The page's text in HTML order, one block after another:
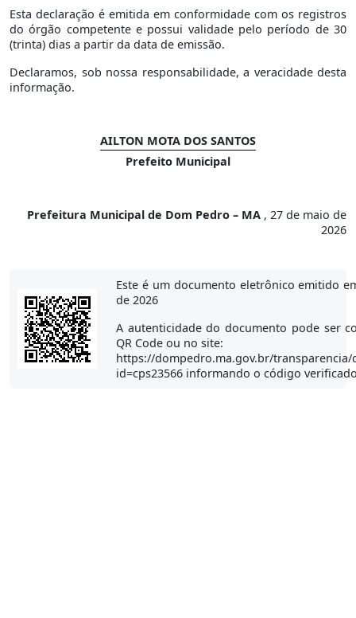
Esta declaração é emitida em conformidade com os registros
do órgão competente e possui validade pelo período de 30
(trinta) dias a partir da data de emissão.
Declaramos, sob nossa responsabilidade, a veracidade desta
informação.
AILTON MOTA DOS SANTOS
Prefeito Municipal
Prefeitura Municipal de Dom Pedro – MA , 27 de maio de
2026
Este é um documento eletrônico emitido
de 2026
A autenticidade do documento pode ser
QR Code ou no site:
https://dompedro.ma.gov.br/transparencia/
id=cps23566 informando o código